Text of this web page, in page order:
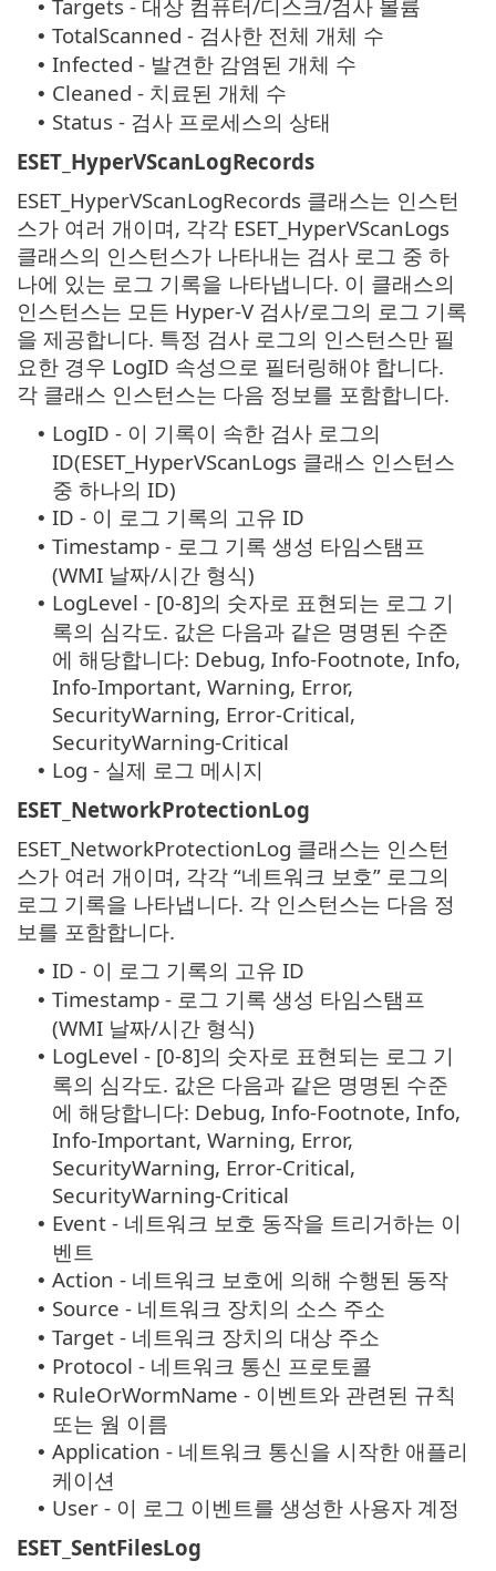
• Targets - 대상 컴퓨터/디스크/검사 볼륨
• TotalScanned - 검사한 전체 개체 수
• Infected - 발견한 감염된 개체 수
• Cleaned - 치료된 개체 수
• Status - 검사 프로세스의 상태
ESET_HyperVScanLogRecords
ESET_HyperVScanLogRecords 클래스는 인스턴
스가 여러 개이며, 각각 ESET_HyperVScanLogs
클래스의 인스턴스가 나타내는 검사 로그 중 하
나에 있는 로그 기록을 나타냅니다. 이 클래스의
인스턴스는 모든 Hyper-V 검사/로그의 로그 기록
을 제공합니다. 특정 검사 로그의 인스턴스만 필
요한 경우 LogID 속성으로 필터링해야 합니다.
각 클래스 인스턴스는 다음 정보를 포함합니다.
• LogID - 이 기록이 속한 검사 로그의
ID(ESET_HyperVScanLogs 클래스 인스턴스
중 하나의 ID)
• ID - 이 로그 기록의 고유 ID
• Timestamp - 로그 기록 생성 타임스탬프
(WMI 날짜/시간 형식)
• LogLevel - [0-8]의 숫자로 표현되는 로그 기
록의 심각도. 값은 다음과 같은 명명된 수준
에 해당합니다: Debug, Info-Footnote, Info,
Info-Important, Warning, Error,
SecurityWarning, Error-Critical,
SecurityWarning-Critical
• Log - 실제 로그 메시지
ESET_NetworkProtectionLog
ESET_NetworkProtectionLog 클래스는 인스턴
스가 여러 개이며, 각각 “네트워크 보호” 로그의
로그 기록을 나타냅니다. 각 인스턴스는 다음 정
보를 포함합니다.
• ID - 이 로그 기록의 고유 ID
• Timestamp - 로그 기록 생성 타임스탬프
(WMI 날짜/시간 형식)
• LogLevel - [0-8]의 숫자로 표현되는 로그 기
록의 심각도. 값은 다음과 같은 명명된 수준
에 해당합니다: Debug, Info-Footnote, Info,
Info-Important, Warning, Error,
SecurityWarning, Error-Critical,
SecurityWarning-Critical
• Event - 네트워크 보호 동작을 트리거하는 이
벤트
• Action - 네트워크 보호에 의해 수행된 동작
• Source - 네트워크 장치의 소스 주소
• Target - 네트워크 장치의 대상 주소
• Protocol - 네트워크 통신 프로토콜
• RuleOrWormName - 이벤트와 관련된 규칙
또는 웜 이름
• Application - 네트워크 통신을 시작한 애플리
케이션
• User - 이 로그 이벤트를 생성한 사용자 계정
ESET_SentFilesLog